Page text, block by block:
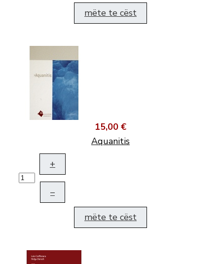
mëte te cëst
15,00 €
Aquanitis
+
–
mëte te cëst